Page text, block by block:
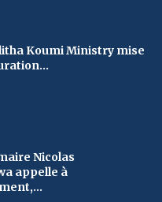
Koumi Ministry mise
Nicolas
appelle à